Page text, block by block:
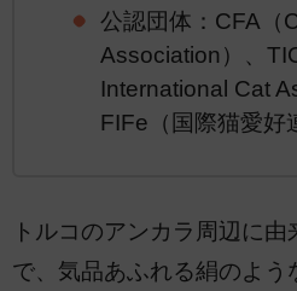
公認団体：CFA（
Association）、
International Cat
FIFe（国際猫愛好
トルコのアンカラ周辺に
で、気品あふれる絹のよう